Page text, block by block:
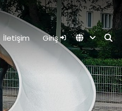
İletişim Giriş